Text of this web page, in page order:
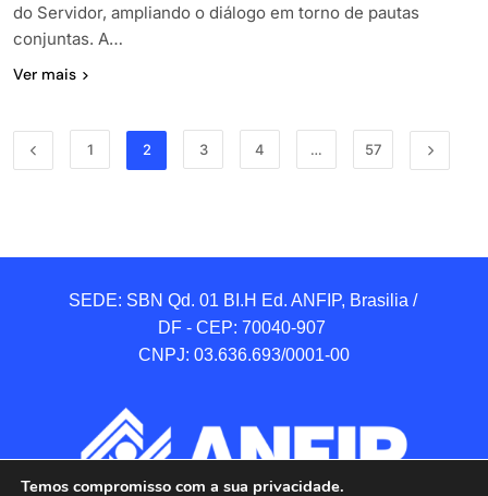
do Servidor, ampliando o diálogo em torno de pautas
conjuntas. A…
Ver mais
1 2 3 4 … 57
SEDE: SBN Qd. 01 BI.H Ed. ANFIP, Brasilia /
DF - CEP: 70040-907
CNPJ: 03.636.693/0001-00
Temos compromisso com a sua privacidade.